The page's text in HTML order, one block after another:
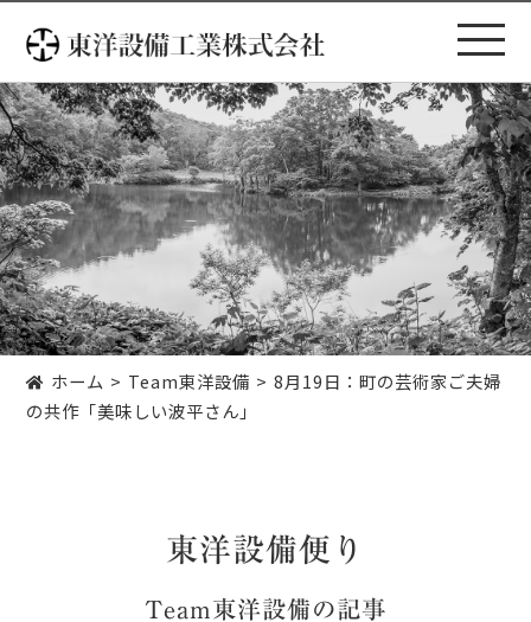
テ
ン
ツ
へ
ス
キ
ッ
プ
ホーム Team東洋設備
8月19日：町の芸術家ご夫婦
の共作「美味しい波平さん」
東洋設備便り
Team東洋設備 の記事